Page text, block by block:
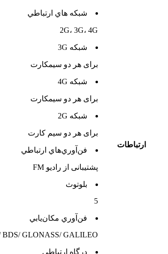
ارتباطات
شبکه هاي ارتباطي
2G، 3G، 4G
شبکه 3G
برای هر دو سیمکارت
شبکه 4G
برای هر دو سیمکارت
شبکه 2G
برای هر دو سیم کارت
فن‌آوري‌هاي ارتباطي
پشتیبانی از رادیو FM
بلوتوث
5
فن‌آوري مکان‌يابي
BDS/ GLONASS/ GALILEO
درگاه ارتباطي